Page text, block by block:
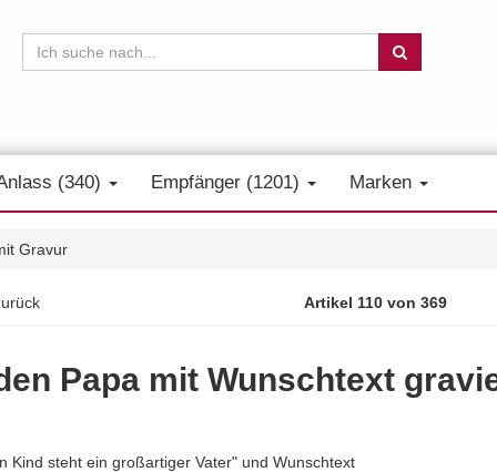
(340) Empfänger (1201) Marken
Gravur
Artikel 110 von 369
Papa mit Wunschtext
Kind steht ein großartiger Vater" und Wunschtext